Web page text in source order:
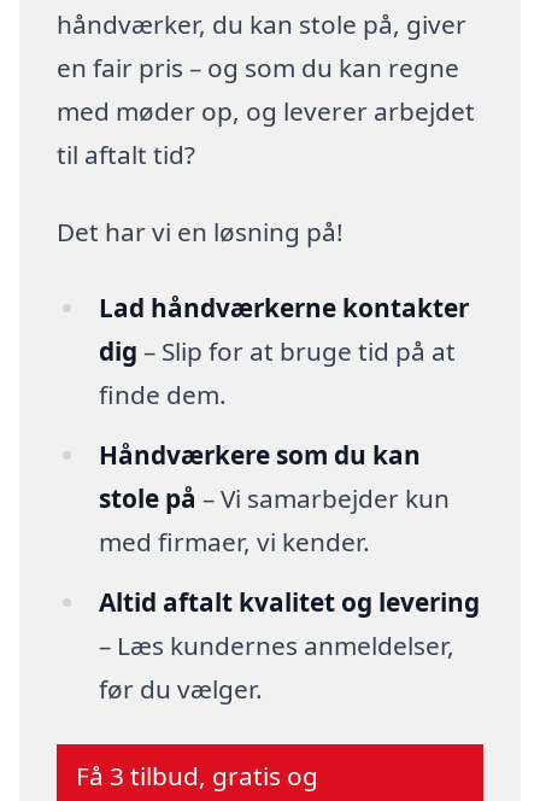
håndværker, du kan stole på, giver
en fair pris – og som du kan regne
med møder op, og leverer arbejdet
til aftalt tid?
Det har vi en løsning på!
Lad håndværkerne kontakter
dig – Slip for at bruge tid på at
finde dem.
Håndværkere som du kan
stole på – Vi samarbejder kun
med firmaer, vi kender.
Altid aftalt kvalitet og levering
– Læs kundernes anmeldelser,
før du vælger.
Få 3 tilbud, gratis og